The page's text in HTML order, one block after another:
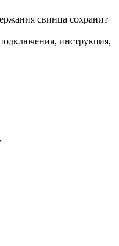
свинца сохранит
инструкция,